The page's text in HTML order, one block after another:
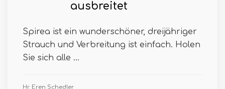
ausbreitet
Spirea ist ein wunderschöner, dreijähriger
Strauch und Verbreitung ist einfach. Holen
Sie sich alle ...
Hr. Eren Schedler